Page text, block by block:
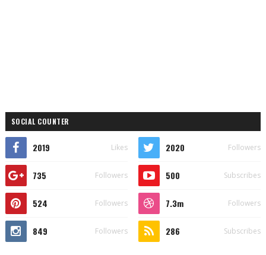
SOCIAL COUNTER
2019 Likes 2020 Followers
735 Followers 500 Subscribes
524 Followers 7.3m Followers
849 Followers 286 Subscribes